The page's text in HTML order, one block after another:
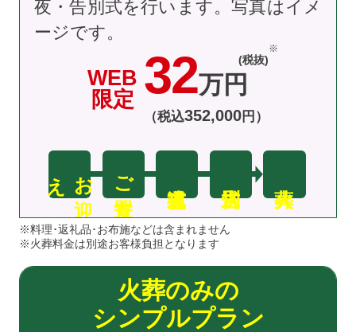
WEB
限定 32万円
(税抜)
（税込352,000円）
お
迎
え ご安置
夜・告別式を行います。写真はイメ
ージです。
※料理･返礼品･お布施などは含まれません
※火葬料金は別途お客様負担となります
火葬のみの
シンプルプラン